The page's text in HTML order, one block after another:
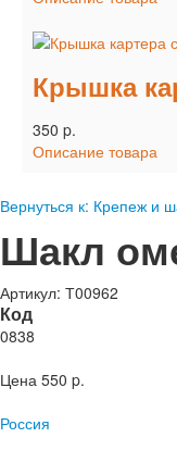
Крышка
350 p.
Описание товара
Вернуться к: Крепеж и
Шакл
Артикул: Т00962
Код
0838
Цена 550 p.
Россия